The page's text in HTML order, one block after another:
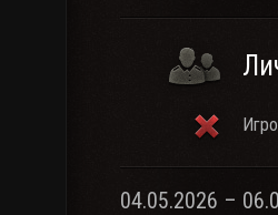
04.05.2026 –